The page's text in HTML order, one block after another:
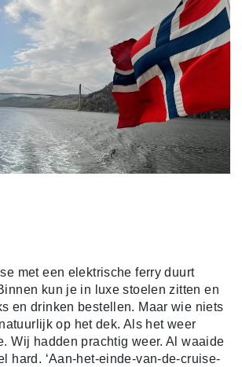
met een elektrische ferry duurt
kun je in luxe stoelen zitten en
en drinken bestellen. Maar wie niets
op het dek. Als het weer
Wij hadden prachtig weer. Al waaide
hard. ‘Aan-het-einde-van-de-cruise-